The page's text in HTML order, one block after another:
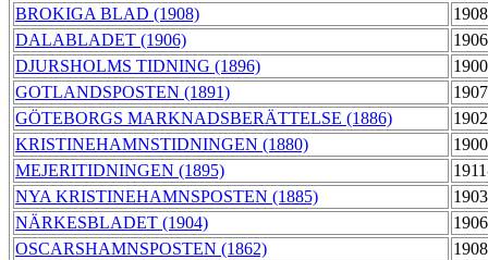
BROKIGA BLAD (1908)
DALABLADET (1906)
DJURSHOLMS TIDNING (1896)
GOTLANDSPOSTEN (1891)
GÖTEBORGS MARKNADSBERÄTTELSE (1886)
KRISTINEHAMNSTIDNINGEN (1880)
MEJERITIDNINGEN (1895)
NYA KRISTINEHAMNSPOSTEN (1885)
NÄRKESBLADET (1904)
OSCARSHAMNSPOSTEN (1862)